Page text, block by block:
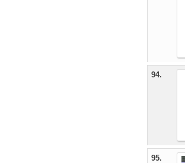
94.
95.